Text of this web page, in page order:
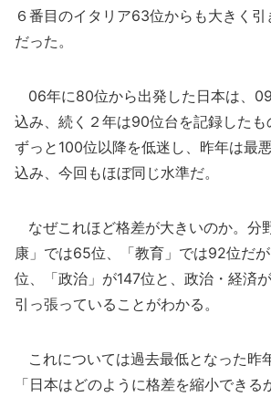
６番目のイタリア63位からも大きく
だった。
06年に80位から出発した日本は、
込み、続く２年は90位台を記録したも
ずっと100位以降を低迷し、昨年は最
込み、今回もほぼ同じ水準だ。
なぜこれほど格差が大きいのか。分
康」では65位、「教育」では92位だ
位、「政治」が147位と、政治・経済
引っ張っていることがわかる。
これについては過去最低となった昨
「日本はどのように格差を縮小できる